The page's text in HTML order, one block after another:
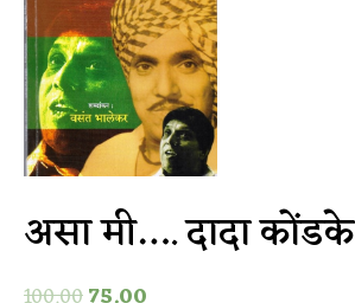
असा मी…. दादा कोंडके